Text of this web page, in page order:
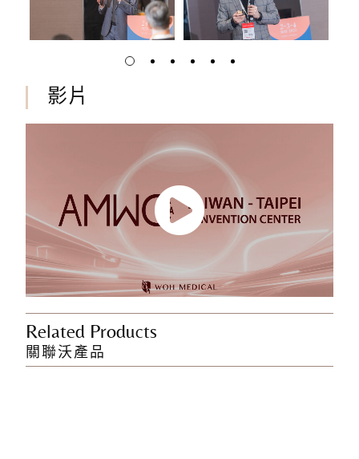
影片
Related Products
關聯沃產品